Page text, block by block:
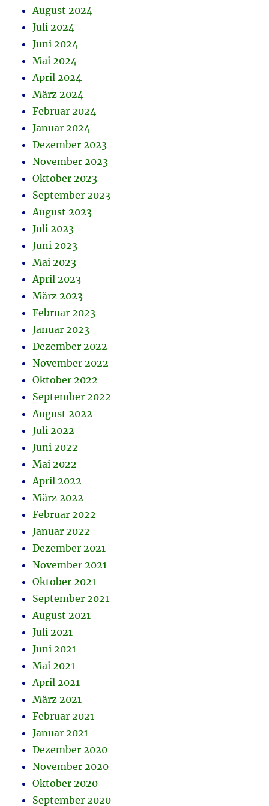
August 2024
Juli 2024
Juni 2024
Mai 2024
April 2024
März 2024
Februar 2024
Januar 2024
Dezember 2023
November 2023
Oktober 2023
September 2023
August 2023
Juli 2023
Juni 2023
Mai 2023
April 2023
März 2023
Februar 2023
Januar 2023
Dezember 2022
November 2022
Oktober 2022
September 2022
August 2022
Juli 2022
Juni 2022
Mai 2022
April 2022
März 2022
Februar 2022
Januar 2022
Dezember 2021
November 2021
Oktober 2021
September 2021
August 2021
Juli 2021
Juni 2021
Mai 2021
April 2021
März 2021
Februar 2021
Januar 2021
Dezember 2020
November 2020
Oktober 2020
September 2020